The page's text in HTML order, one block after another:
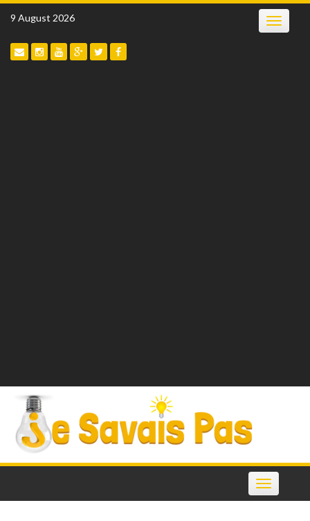
Skip
9 August 2026 Toggle
Toggle
navigation